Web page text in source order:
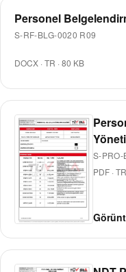
Personel
S-RF-BLG-0020 R09
DOCX · TR · 80 KB
S-PRO-
PDF ·TR